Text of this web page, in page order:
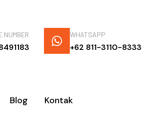
NUMBER WHATSAPP
+62 811-3110-8333
Blog Kontak